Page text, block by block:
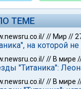
ТЕМЕ
// Мир //
на которой
// В мире
"Титаника":
// В мире